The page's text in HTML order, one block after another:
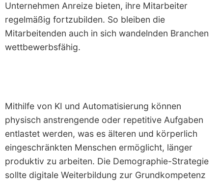
Unternehmen Anreize bieten, ihre Mitarbeiter
regelmäßig fortzubilden. So bleiben die
Mitarbeitenden auch in sich wandelnden Branchen
wettbewerbsfähig.
Mithilfe von KI und Automatisierung können
physisch anstrengende oder repetitive Aufgaben
entlastet werden, was es älteren und körperlich
eingeschränkten Menschen ermöglicht, länger
produktiv zu arbeiten. Die Demographie-Strategie
sollte digitale Weiterbildung zur Grundkompetenz